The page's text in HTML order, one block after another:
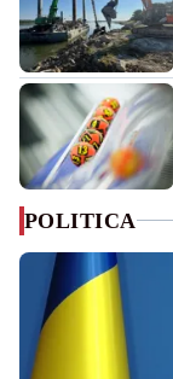
POLITICA